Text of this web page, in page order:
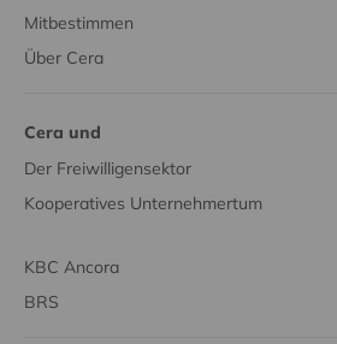
Mitbestimmen
Über Cera
Cera und
Der Freiwilligensektor
Kooperatives Unternehmertum
KBC Ancora
BRS